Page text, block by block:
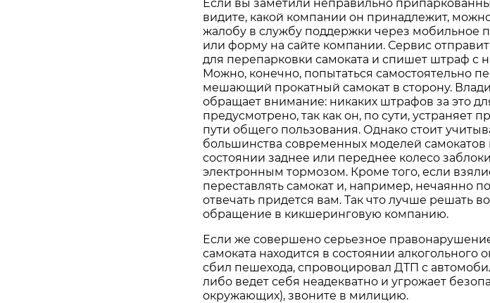
Если вы заметили неправильно
видите, какой компании он принадлежит,
жалобу в службу поддержки через мобильное
или форму на сайте компании. Сервис
для перепарковки самоката и спишет штраф с
Можно, конечно, попытаться самостоятельно
мешающий прокатный самокат в сторону.
обращает внимание: никаких штрафов за это
предусмотрено, так как он, по сути, устраняет
пути общего пользования. Однако стоит
большинства современных моделей самокатов
состоянии заднее или переднее колесо
электронным тормозом. Кроме того, если
переставлять самокат и, например, нечаянно
отвечать придется вам. Так что лучше решать
обращение в кикшеринговую компанию.
Если же совершено серьезное
самоката находится в состоянии алкогольного
сбил пешехода, спровоцировал ДТП с
либо ведет себя неадекватно и угрожает
окружающих), звоните в милицию.